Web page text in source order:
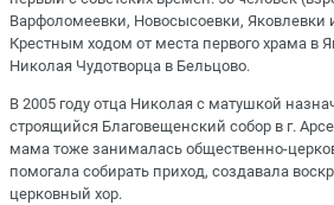
Варфоломеевки, Новосысоевки, Яковлевки
Крестным ходом от места первого храма в
Николая Чудотворца в Бельцово.
В 2005 году отца Николая с матушкой
строящийся Благовещенский собор в г.
мама тоже занималась общественно-
помогала собирать приход, создавала
церковный хор.